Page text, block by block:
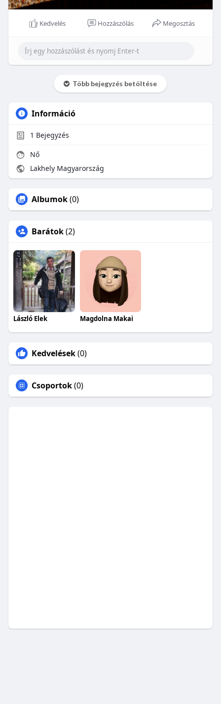
Kedvelés Hozzászólás Megosztás
Több bejegyzés betöltése
Információ
1 Bejegyzés
Nő
Lakhely Magyarország
Albumok(0)
Barátok(2)
László Elek Magdolna Makai
Kedvelések(0)
Csoportok(0)